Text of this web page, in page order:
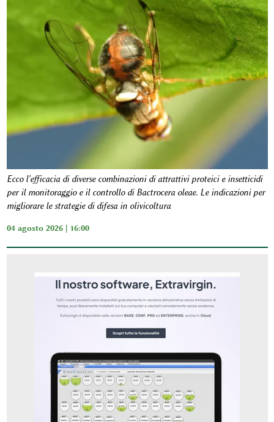
Ecco l'efficacia di diverse combinazioni di attrattivi proteici e insetticidi
per il monitoraggio e il controllo di Bactrocera oleae. Le indicazioni per
migliorare le strategie di difesa in olivicoltura
04 agosto 2026 | 16:00